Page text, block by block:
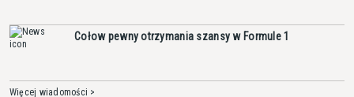
Cołow pewny otrzymania szansy w Formule 1
Więcej wiadomości >